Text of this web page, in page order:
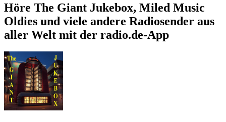
Höre The Giant Jukebox, Miled Music
Oldies und viele andere Radiosender aus
aller Welt mit der radio.de-App